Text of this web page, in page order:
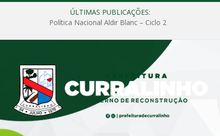
ÚLTIMAS PUBLICAÇÕES:
Política Nacional Aldir Blanc – Ciclo 2